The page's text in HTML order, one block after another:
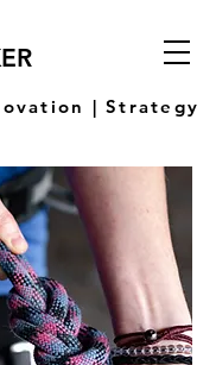
| Strategy